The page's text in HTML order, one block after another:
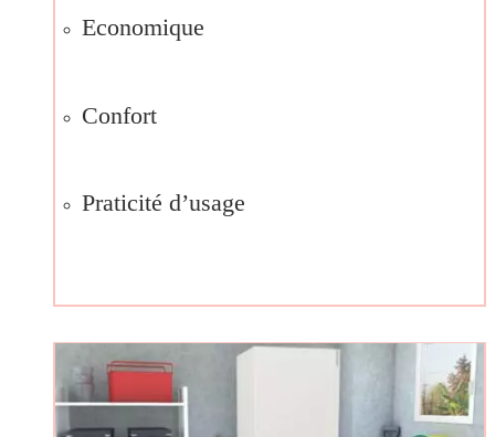
Economique
Confort
Praticité d’usage